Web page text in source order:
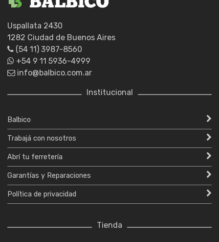
Uspallata 2430
1282 Ciudad de Buenos Aires
(54 11) 3987-8560
+54 9 11 5936-4999
info@balbico.com.ar
Institucional
Balbico
Trabajá con nosotros
Abrí tu ferretería
Garantías y Reparaciones
Política de privacidad
Tienda